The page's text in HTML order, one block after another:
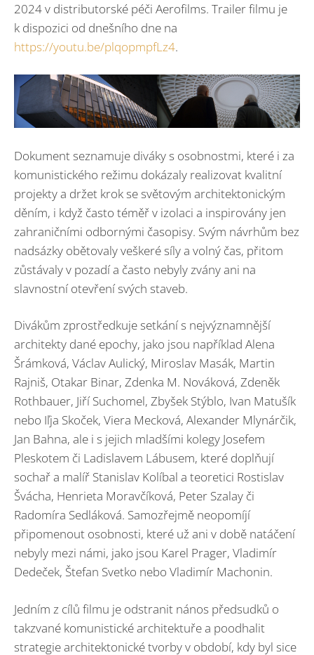
2024 v distributorské péči Aerofilms. Trailer filmu je
k dispozici od dnešního dne na
https://youtu.be/plqopmpfLz4.
Dokument seznamuje diváky s osobnostmi, které i za
komunistického režimu dokázaly realizovat kvalitní
projekty a držet krok se světovým architektonickým
děním, i když často téměř v izolaci a inspirovány jen
zahraničními odbornými časopisy. Svým návrhům bez
nadsázky obětovaly veškeré síly a volný čas, přitom
zůstávaly v pozadí a často nebyly zvány ani na
slavnostní otevření svých staveb.
Divákům zprostředkuje setkání s nejvýznamnější
architekty dané epochy, jako jsou například Alena
Šrámková, Václav Aulický, Miroslav Masák, Martin
Rajniš, Otakar Binar, Zdenka M. Nováková, Zdeněk
Rothbauer, Jiří Suchomel, Zbyšek Stýblo, Ivan Matušík
nebo Iľja Skoček, Viera Mecková, Alexander Mlynárčik,
Jan Bahna, ale i s jejich mladšími kolegy Josefem
Pleskotem či Ladislavem Lábusem, které doplňují
sochař a malíř Stanislav Kolíbal a teoretici Rostislav
Švácha, Henrieta Moravčíková, Peter Szalay či
Radomíra Sedláková. Samozřejmě neopomíjí
připomenout osobnosti, které už ani v době natáčení
nebyly mezi námi, jako jsou Karel Prager, Vladimír
Dedeček, Štefan Svetko nebo Vladimír Machonin.
Jedním z cílů filmu je odstranit nános předsudků o
takzvané komunistické architektuře a poodhalit
strategie architektonické tvorby v období, kdy byl sice